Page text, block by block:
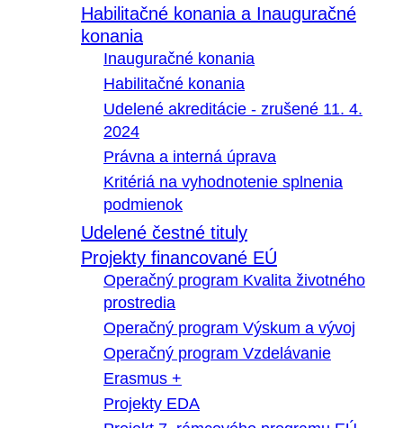
Habilitačné konania a Inauguračné
konania
Inauguračné konania
Habilitačné konania
Udelené akreditácie - zrušené 11. 4.
2024
Právna a interná úprava
Kritériá na vyhodnotenie splnenia
podmienok
Udelené čestné tituly
Projekty financované EÚ
Operačný program Kvalita životného
prostredia
Operačný program Výskum a vývoj
Operačný program Vzdelávanie
Erasmus +
Projekty EDA